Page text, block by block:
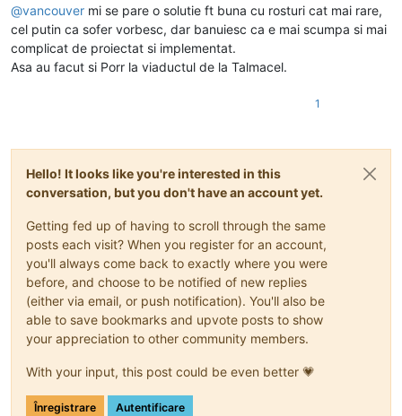
@vancouver mi se pare o solutie ft buna cu rosturi cat mai rare,
cel putin ca sofer vorbesc, dar banuiesc ca e mai scumpa si mai
complicat de proiectat si implementat.
Asa au facut si Porr la viaductul de la Talmacel.
1
Hello! It looks like you're interested in this
conversation, but you don't have an account yet.
Getting fed up of having to scroll through the same
posts each visit? When you register for an account,
you'll always come back to exactly where you were
before, and choose to be notified of new replies
(either via email, or push notification). You'll also be
able to save bookmarks and upvote posts to show
your appreciation to other community members.
With your input, this post could be even better 💗
Înregistrare Autentificare